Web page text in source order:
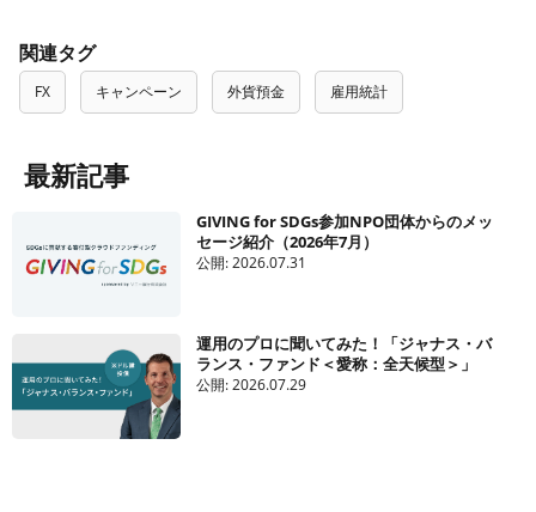
関連タグ
FX キャンペーン 外貨預金 雇用統計
最新記事
GIVING for SDGs参加NPO団体からのメッ
セージ紹介（2026年7月）
公開:2026.07.31
運用のプロに聞いてみた！「ジャナス・バ
ランス・ファンド＜愛称：全天候型＞」
公開:2026.07.29